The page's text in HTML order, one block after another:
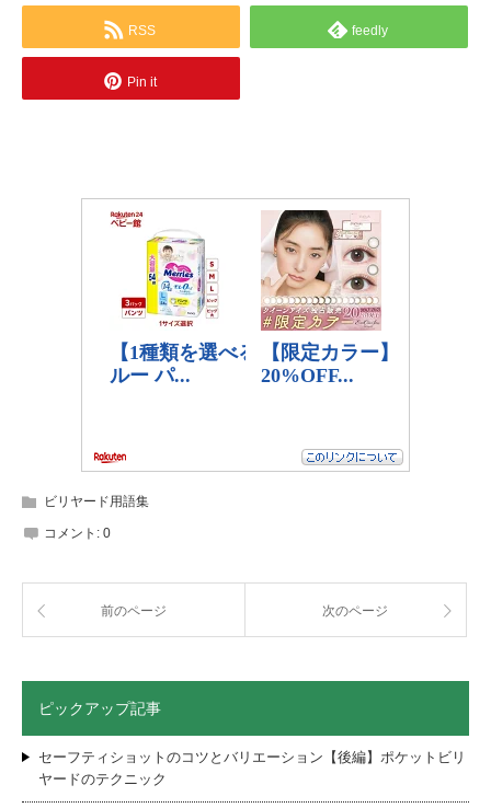
RSS feedly
Pin it
ビリヤード用語集
コメント: 0
前のページ 次のページ
ピックアップ記事
セーフティショットのコツとバリエーション【後編】ポケットビリ
ヤードのテクニック